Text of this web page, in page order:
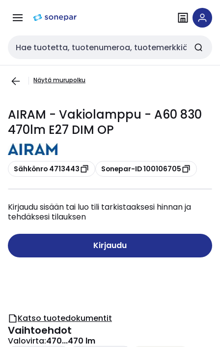
navigointiinsisältöön
Haku
Näytä murupolku
AIRAM - Vakiolamppu - A60 830
470lm E27 DIM OP
Kopioi
Sähkönro 4713443 Kopioi
Sonepar-ID 100106705
Kirjaudu sisään tai luo tili tarkistaaksesi hinnan ja
tehdäksesi tilauksen
Kirjaudu
Katso tuotedokumentit
Vaihtoehdot
Valovirta:470...470 lm